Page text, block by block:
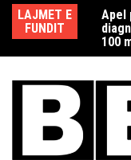
Skip
content
LAJMET E
FUNDIT
rome në
si dhe Fake
Apel
100